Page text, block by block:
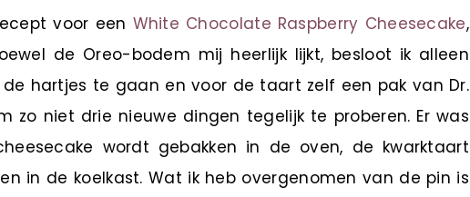
voor een White Chocolate Raspberry Cheesecake,
de Oreo-bodem mij heerlijk lijkt, besloot ik alleen
hartjes te gaan en voor de taart zelf een pak van Dr.
zo niet drie nieuwe dingen tegelijk te proberen. Er was
wordt gebakken in de oven, de kwarktaart
in de koelkast. Wat ik heb overgenomen van de pin is